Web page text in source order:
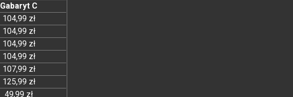
Gabaryt C
104,99 zł
104,99 zł
104,99 zł
104,99 zł
107,99 zł
125,99 zł
49,99 zł